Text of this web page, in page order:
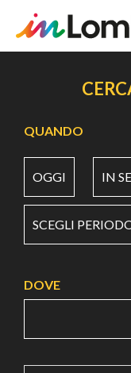
principale
QUANDO
OGGI IN
SCEGLI
DOVE